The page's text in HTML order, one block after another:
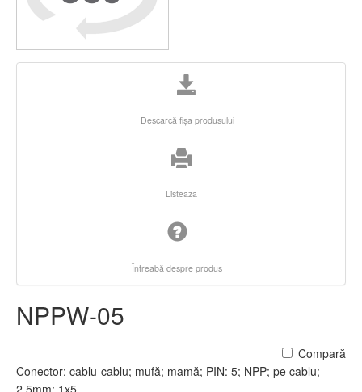
Descarcă fişa produsului
Listeaza
Întreabă despre produs
NPPW-05
Compară
Conector: cablu-cablu; mufă; mamă; PIN: 5; NPP; pe cablu;
2,5mm; 1x5